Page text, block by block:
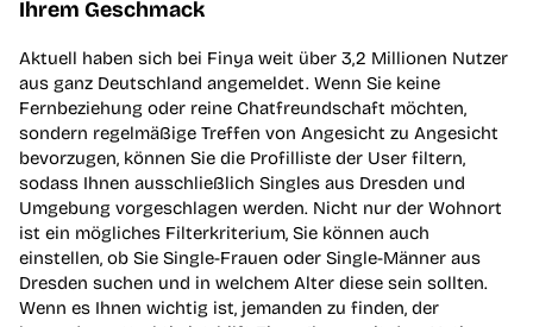
Ihrem Geschmack
Aktuell haben sich bei Finya weit über 3,2 Millionen Nutzer
aus ganz Deutschland angemeldet. Wenn Sie keine
Fernbeziehung oder reine Chatfreundschaft möchten,
sondern regelmäßige Treffen von Angesicht zu Angesicht
bevorzugen, können Sie die Profilliste der User filtern,
sodass Ihnen ausschließlich Singles aus Dresden und
Umgebung vorgeschlagen werden. Nicht nur der Wohnort
ist ein mögliches Filterkriterium, Sie können auch
einstellen, ob Sie Single-Frauen oder Single-Männer aus
Dresden suchen und in welchem Alter diese sein sollten.
Wenn es Ihnen wichtig ist, jemanden zu finden, der